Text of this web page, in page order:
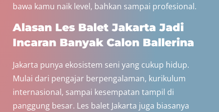
bawa kamu naik level, bahkan sampai profesional.
Alasan Les Balet Jakarta Jadi
Incaran Banyak Calon Ballerina
Jakarta punya ekosistem seni yang cukup hidup.
Mulai dari pengajar berpengalaman, kurikulum
internasional, sampai kesempatan tampil di
panggung besar. Les balet Jakarta juga biasanya